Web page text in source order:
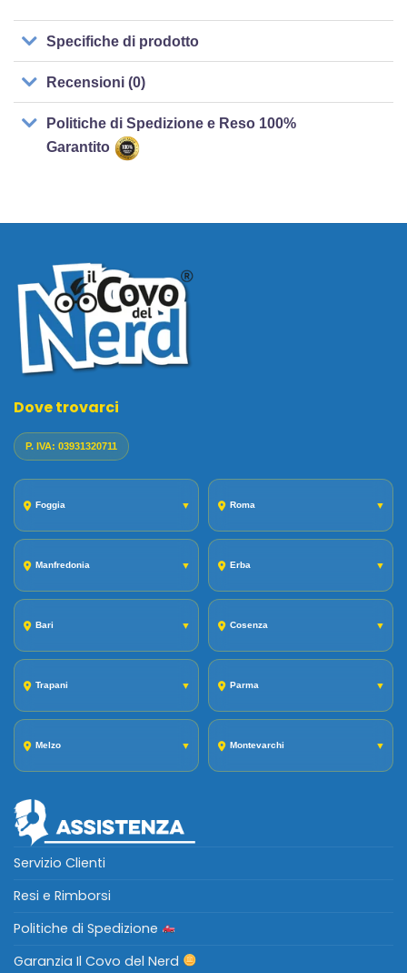
Specifiche di prodotto
Recensioni (0)
Politiche di Spedizione e Reso 100%
Garantito
Dove trovarci
P. IVA: 03931320711
Foggia ▼ Roma ▼
Manfredonia ▼ Erba ▼
Bari ▼ Cosenza ▼
Trapani ▼ Parma ▼
Melzo ▼ Montevarchi ▼
Servizio Clienti
Resi e Rimborsi
Politiche di Spedizione
Garanzia Il Covo del Nerd